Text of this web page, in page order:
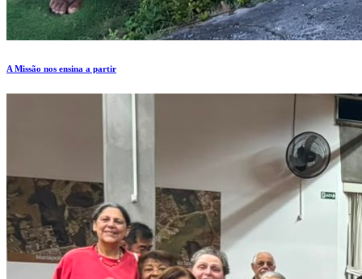
A Missão nos ensina a partir